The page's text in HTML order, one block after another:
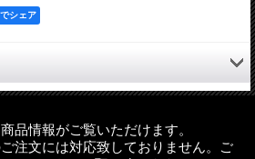
シェア
）がプリントされたしおりです。
です。
品情報がご覧いただけます。
注文には対応致しておりません。ご